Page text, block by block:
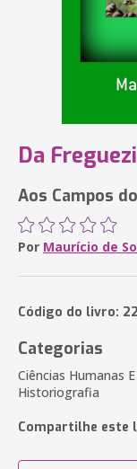
Da
Aos Campos
Por Maurício de
Código do livro:
Categorias
Ciências Humanas
Historiografia
Compartilhe este